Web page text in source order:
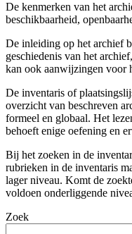
De kenmerken van het
beschikbaarheid,
De inleiding op het archief
geschiedenis van het
kan ook aanwijzingen voor
De inventaris of
overzicht van beschreven
formeel en globaal. Het
behoeft enige oefening en
Bij het zoeken in de
rubrieken in de inventaris
lager niveau. Komt de
voldoen onderliggende
Zoek